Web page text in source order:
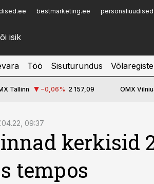
bestmarketing.ee
Töö Sisuturundus
Tallinn −0,06% 2 157,09 OMX
09:37
kerkisid
tempos